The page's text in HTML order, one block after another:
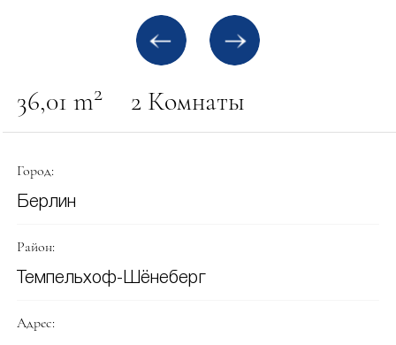
36,01 m2 2 Комнаты
Город:
Берлин
Район:
Темпельхоф-Шёнеберг
Адрес: